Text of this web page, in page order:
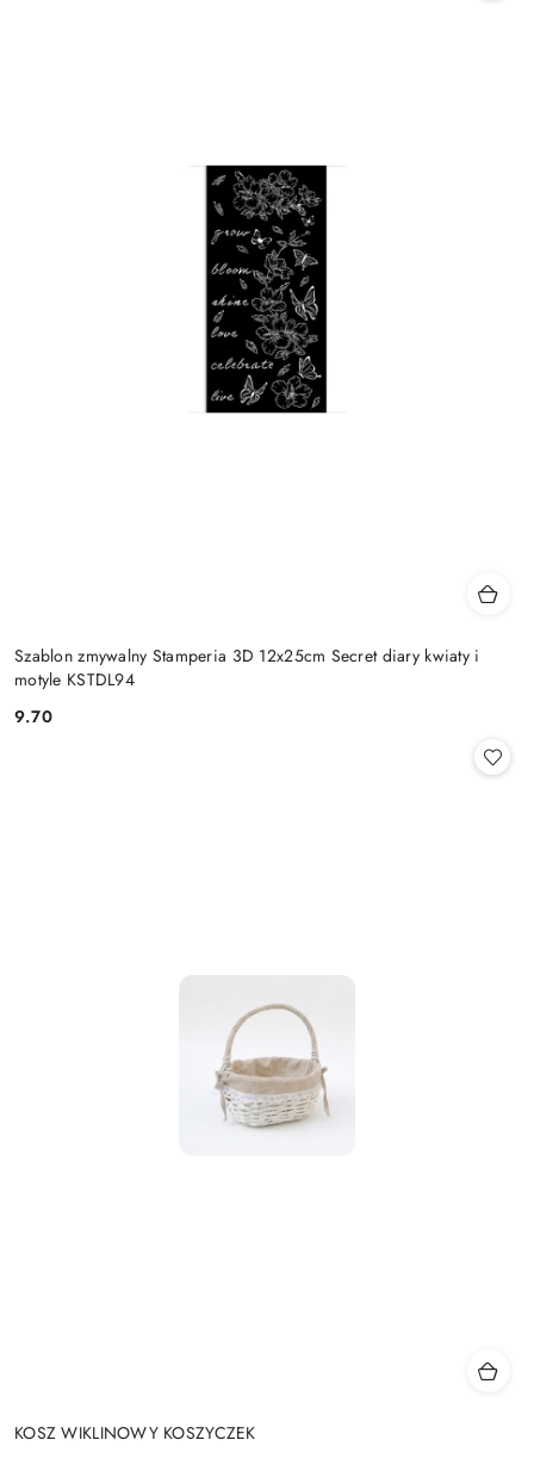
Szablon zmywalny Stamperia 3D 12x25cm Secret diary kwiaty i
motyle KSTDL94
Cena:
9.70
KOSZ WIKLINOWY KOSZYCZEK